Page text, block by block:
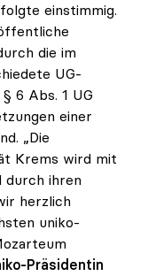
einstimmig.
die im
UG-
6 Abs. 1 UG
einer
„Die
Krems wird mit
durch ihren
herzlich
uniko-
Präsidentin